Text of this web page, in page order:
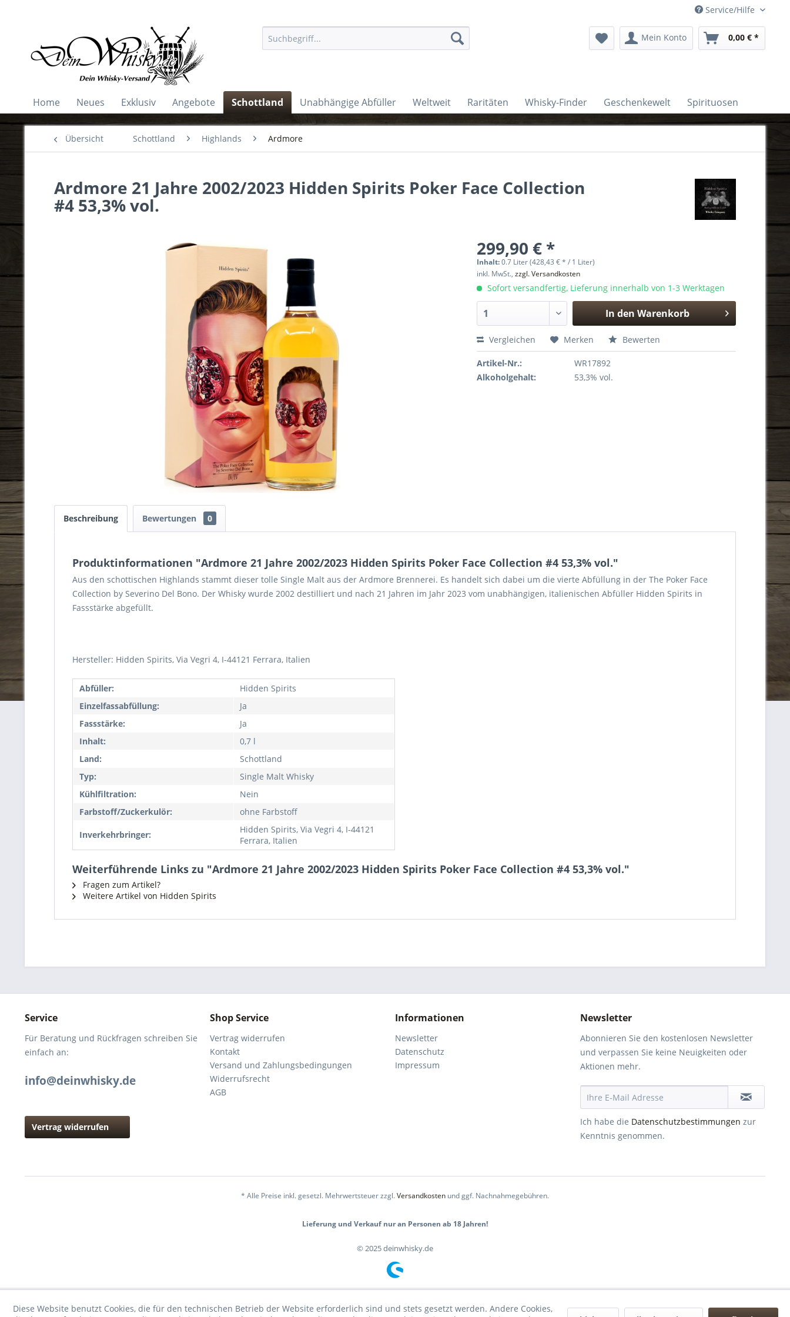
Service/Hilfe
Mein Konto 0,00 € *
Home Neues Exklusiv Angebote Schottland Unabhängige Abfüller Weltweit Raritäten Whisky-Finder Geschenkewelt Spirituosen
Übersicht Schottland Highlands Ardmore
Ardmore 21 Jahre 2002/2023 Hidden Spirits Poker Face Collection
#4 53,3% vol.
299,90 € *
Inhalt:0.7 Liter (428,43 € * / 1 Liter)
inkl. MwSt.,zzgl. Versandkosten
Sofort versandfertig, Lieferung innerhalb von 1-3 Werktagen
In den Warenkorb
Hinzugefügt
Vergleichen Merken Bewerten
Artikel-Nr.:
WR17892
Alkoholgehalt:
53,3% vol.
Beschreibung Bewertungen 0
Produktinformationen "Ardmore 21 Jahre 2002/2023 Hidden Spirits Poker Face Collection #4 53,3% vol."
Aus den schottischen Highlands stammt dieser tolle Single Malt aus der Ardmore Brennerei. Es handelt sich dabei um die vierte Abfüllung in der The Poker Face
Collection by Severino Del Bono. Der Whisky wurde 2002 destilliert und nach 21 Jahren im Jahr 2023 vom unabhängigen, italienischen Abfüller Hidden Spirits in
Fassstärke abgefüllt.
Hersteller: Hidden Spirits, Via Vegri 4, I-44121 Ferrara, Italien
Abfüller:
Hidden Spirits
Einzelfassabfüllung:
Ja
Fassstärke:
Ja
Inhalt:
0,7 l
Land:
Schottland
Typ:
Single Malt Whisky
Kühlfiltration:
Nein
Farbstoff/Zuckerkulör:
ohne Farbstoff
Inverkehrbringer:
Hidden Spirits, Via Vegri 4, I-44121
Ferrara, Italien
Weiterführende Links zu "Ardmore 21 Jahre 2002/2023 Hidden Spirits Poker Face Collection #4 53,3% vol."
Fragen zum Artikel?
Weitere Artikel von Hidden Spirits
Service
Für Beratung und Rückfragen schreiben Sie
einfach an:
info@deinwhisky.de
Vertrag widerrufen
Shop Service
Vertrag widerrufen
Kontakt
Versand und Zahlungsbedingungen
Widerrufsrecht
AGB
Informationen
Newsletter
Datenschutz
Impressum
Newsletter
Abonnieren Sie den kostenlosen Newsletter
und verpassen Sie keine Neuigkeiten oder
Aktionen mehr.
Ich habe die Datenschutzbestimmungen zur
Kenntnis genommen.
* Alle Preise inkl. gesetzl. Mehrwertsteuer zzgl.Versandkosten und ggf. Nachnahmegebühren.
Lieferung und Verkauf nur an Personen ab 18 Jahren!
© 2025 deinwhisky.de
Diese Website benutzt Cookies, die für den technischen Betrieb der Website erforderlich sind und stets gesetzt werden. Andere Cookies,